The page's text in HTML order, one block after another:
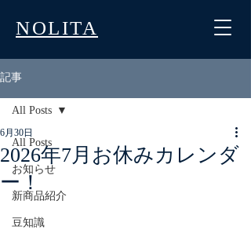
NOLITA
記事
All Posts
お知らせ
新商品紹介
豆知識
All Posts
2026年7月お休みカレンダ
ー！
6月30日